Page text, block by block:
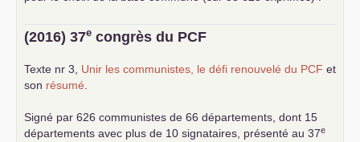
(2016) 37e congrès du PCF
Texte nr 3, Unir les communistes, le défi renouvelé du PCF et
son résumé
Signé par 626 communistes de 66 départements, dont 15
départements avec plus de 10 signataires, présenté au 37e